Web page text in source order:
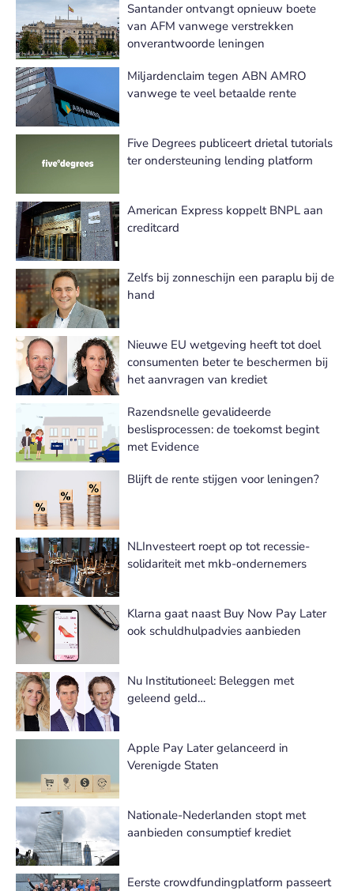
Santander ontvangt opnieuw boete
van AFM vanwege verstrekken
onverantwoorde leningen
Miljardenclaim tegen ABN AMRO
vanwege te veel betaalde rente
Five Degrees publiceert drietal tutorials
ter ondersteuning lending platform
American Express koppelt BNPL aan
creditcard
Zelfs bij zonneschijn een paraplu bij de
hand
Nieuwe EU wetgeving heeft tot doel
consumenten beter te beschermen bij
het aanvragen van krediet
Razendsnelle gevalideerde
beslisprocessen: de toekomst begint
met Evidence
Blijft de rente stijgen voor leningen?
NLInvesteert roept op tot recessie-
solidariteit met mkb-ondernemers
Klarna gaat naast Buy Now Pay Later
ook schuldhulpadvies aanbieden
Nu Institutioneel: Beleggen met
geleend geld…
Apple Pay Later gelanceerd in
Verenigde Staten
Nationale-Nederlanden stopt met
aanbieden consumptief krediet
Eerste crowdfundingplatform passeert